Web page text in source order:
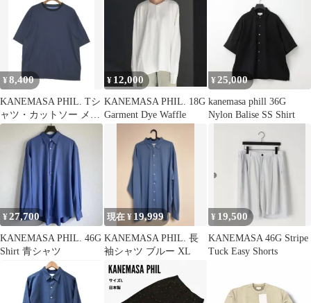
¥8,400
KANEMASA PHIL. Tシ
ャツ・カットソー メン
ズ 【古着】【中古】
【送料無料】
¥ 12,000
KANEMASA PHIL. 18G
Garment Dye Waffle
¥25,000
kanemasa phill 36G
Nylon Balise SS Shirt
¥27,700
KANEMASA PHIL. 46G
Shirt 青シャツ
現在 ¥ 19,999
KANEMASA PHIL. 長
袖シャツ ブルー XL
¥ 19,500
KANEMASA 46G Stripe
Tuck Easy Shorts